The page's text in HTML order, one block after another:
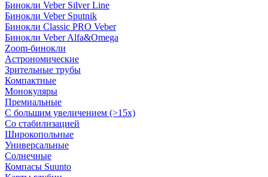
Бинокли Veber Silver Line
Бинокли Veber Sputnik
Бинокли Classic PRO Veber
Бинокли Veber Alfa&Omega
Zoom-бинокли
Астрономические
Зрительные трубы
Компактные
Монокуляры
Премиальные
С большим увеличением (>15x)
Со стабилизацией
Широкопольные
Универсальные
Солнечные
Компасы Suunto